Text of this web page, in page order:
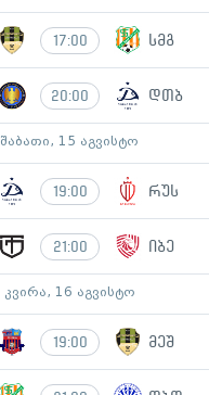
17:00 სმგ
20:00 დთბ
შაბათი, 15 აგვისტო
19:00 რუს
21:00 იბე
კვირა, 16 აგვისტო
19:00 მეშ